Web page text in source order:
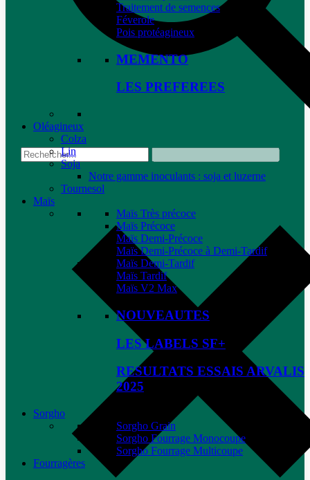
Traitement de semences
Féverole
Pois protéagineux
MEMENTO
LES PREFEREES
Oléagineux
Colza
Lin
Soja
Notre gamme inoculants : soja et luzerne
Tournesol
Maïs
Maïs Très précoce
Maïs Précoce
Maïs Demi-Précoce
Maïs Demi-Précoce à Demi-Tardif
Maïs Demi-Tardif
Maïs Tardif
Maïs V2 Max
NOUVEAUTES
LES LABELS SF+
RESULTATS ESSAIS ARVALIS
2025
Sorgho
Sorgho Grain
Sorgho Fourrage Monocoupe
Sorgho Fourrage Multicoupe
Fourragères